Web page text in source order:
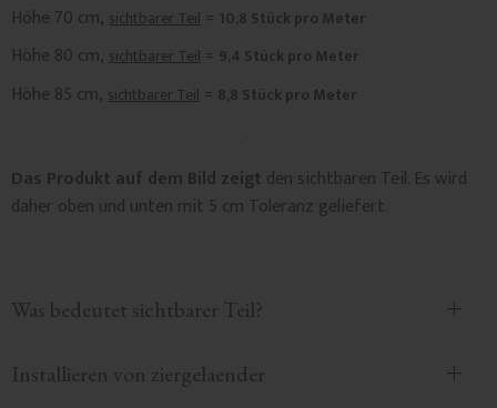
Höhe 70 cm, sichtbarer Teil = 10,8 Stück pro Meter
Höhe 80 cm, sichtbarer Teil = 9,4 Stück pro Meter
Höhe 85 cm, sichtbarer Teil = 8,8 Stück pro Meter
Das Produkt auf dem Bild zeigt den sichtbaren Teil. Es wird
daher oben und unten mit 5 cm Toleranz geliefert.
Was bedeutet sichtbarer Teil?
Installieren von ziergelaender